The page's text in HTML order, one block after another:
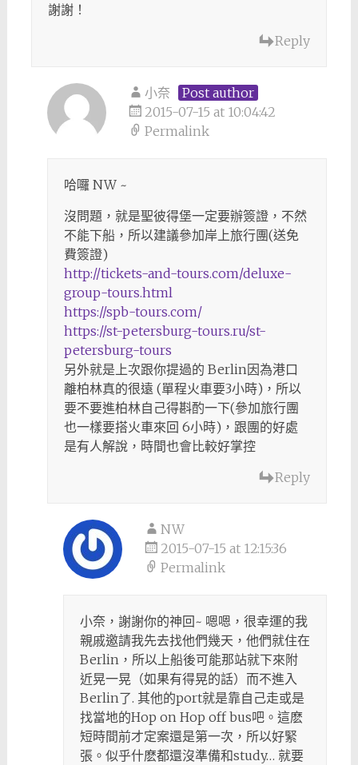
謝謝！
Reply
小奈
Post author
2015-07-15 at 10:04:42
Permalink
哈囉 NW ~
沒問題，就是聖彼得堡一定要辦簽證，不然
不能下船，所以建議參加岸上旅行團(送免
費簽證)
http://tickets-and-tours.com/deluxe-
group-tours.html
https://spb-tours.com/
https://st-petersburg-tours.ru/st-
petersburg-tours
另外就是上次跟你提過的 Berlin因為港口
離柏林真的很遠 (單程火車要3小時)，所以
要不要進柏林自己得斟酌一下(參加旅行團
也一樣要搭火車來回 6小時)，跟團的好處
是有人解說，時間也會比較好掌控
Reply
NW
2015-07-15 at 12:15:36
Permalink
小奈，謝謝你的神回~ 嗯嗯，很幸運的我
親戚邀請我先去找他們幾天，他們就住在
Berlin，所以上船後可能那站就下來附
近晃一晃（如果有得晃的話）而不進入
Berlin了. 其他的port就是靠自己走或是
找當地的Hop on Hop off bus吧。這麽
短時間前才定案還是第一次，所以好緊
張。似乎什麽都還沒準備和study… 就要